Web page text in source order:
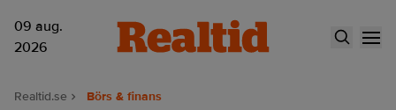
09 aug.
2026
Realtid.se Börs & finans